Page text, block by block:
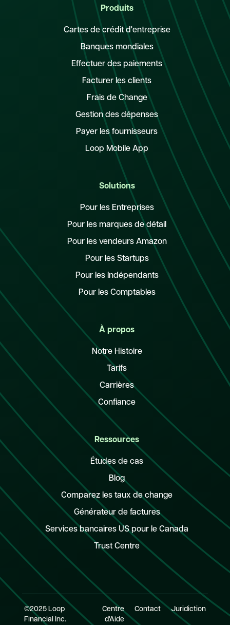
Produits
Cartes de crédit d'entreprise
Banques mondiales
Effectuer des paiements
Facturer les clients
Frais de Change
Gestion des dépenses
Payer les fournisseurs
Loop Mobile App
Solutions
Pour les Entreprises
Pour les marques de détail
Pour les vendeurs Amazon
Pour les Startups
Pour les Indépendants
Pour les Comptables
À propos
Notre Histoire
Tarifs
Carrières
Confiance
Ressources
Études de cas
Blog
Comparez les taux de change
Générateur de factures
Services bancaires US pour le Canada
Trust Centre
©2025 Loop
Financial Inc.
Centre
d'Aide
Contact Juridiction